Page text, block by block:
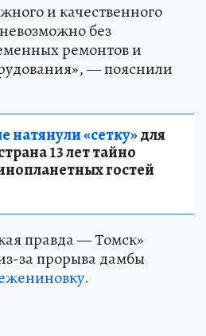
и качественного
без
ремонтов и
— пояснили
«сетку»для
13 лет тайно
гостей
правда — Томск»
за прорыва дамбы